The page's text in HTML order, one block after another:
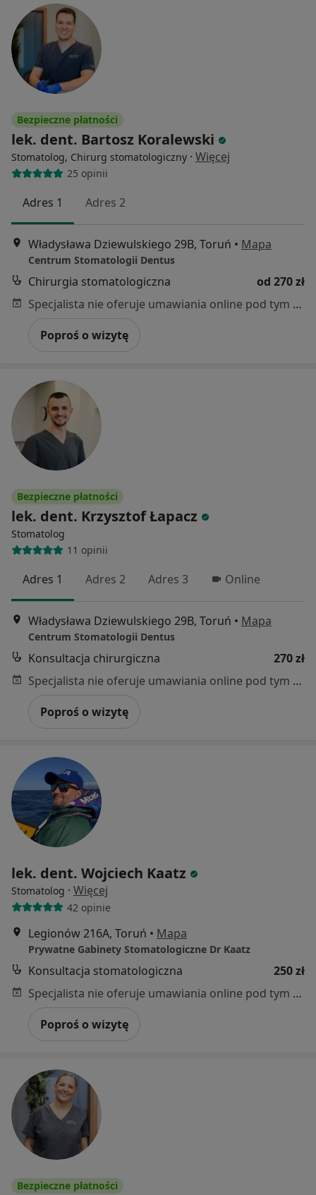
Bezpieczne płatności
lek. dent. Bartosz Koralewski
Stomatolog, Chirurg stomatologiczny · Więcej
25 opinii
Adres 1 Adres 2
Władysława Dziewulskiego 29B, Toruń • Mapa
Centrum Stomatologii Dentus
Chirurgia stomatologiczna
od 270 zł
Specjalista nie oferuje umawiania online pod tym adresem.
Poproś o wizytę
Bezpieczne płatności
lek. dent. Krzysztof Łapacz
Stomatolog
11 opinii
Adres 1 Adres 2 Adres 3 Online
Władysława Dziewulskiego 29B, Toruń • Mapa
Centrum Stomatologii Dentus
Konsultacja chirurgiczna
270 zł
Specjalista nie oferuje umawiania online pod tym adresem.
Poproś o wizytę
lek. dent. Wojciech Kaatz
Stomatolog · Więcej
42 opinie
Legionów 216A, Toruń • Mapa
Prywatne Gabinety Stomatologiczne Dr Kaatz
Konsultacja stomatologiczna
250 zł
Specjalista nie oferuje umawiania online pod tym adresem.
Poproś o wizytę
Bezpieczne płatności